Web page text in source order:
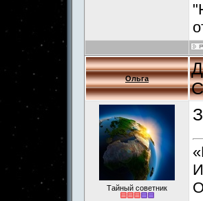
Ольга
Тайный советник